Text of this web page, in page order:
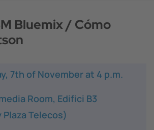
Bluemix / Cómo
7th of November at 4 p.m.
Room, Edifici B3
Telecos)